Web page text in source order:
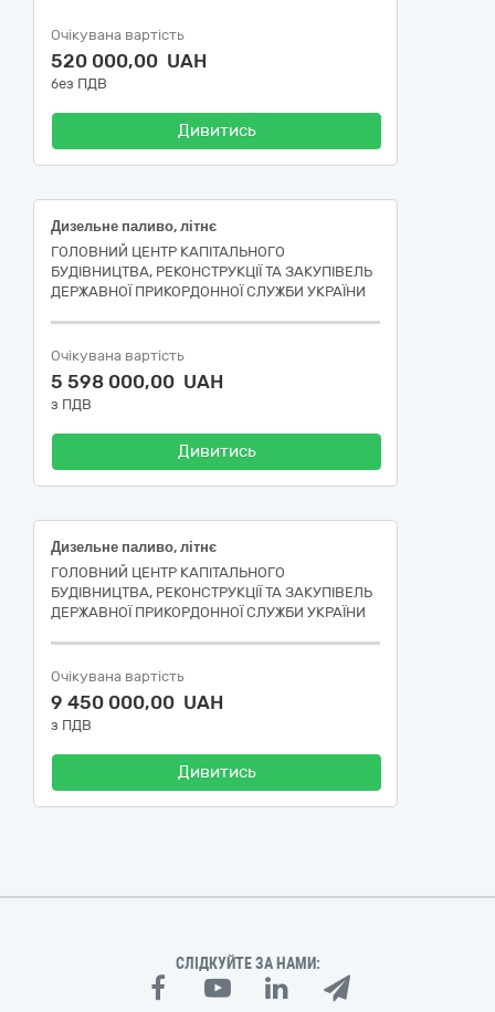
Очікувана вартість
520 000,00 UAH
без ПДВ
Дивитись
Дизельне паливо, літнє
ГОЛОВНИЙ ЦЕНТР КАПІТАЛЬНОГО
БУДІВНИЦТВА, РЕКОНСТРУКЦІЇ ТА ЗАКУПІВЕЛЬ
ДЕРЖАВНОЇ ПРИКОРДОННОЇ СЛУЖБИ УКРАЇНИ
Очікувана вартість
5 598 000,00 UAH
з ПДВ
Дивитись
Дизельне паливо, літнє
ГОЛОВНИЙ ЦЕНТР КАПІТАЛЬНОГО
БУДІВНИЦТВА, РЕКОНСТРУКЦІЇ ТА ЗАКУПІВЕЛЬ
ДЕРЖАВНОЇ ПРИКОРДОННОЇ СЛУЖБИ УКРАЇНИ
Очікувана вартість
9 450 000,00 UAH
з ПДВ
Дивитись
СЛІДКУЙТЕ ЗА НАМИ: